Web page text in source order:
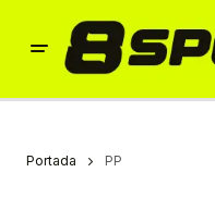
Portada PP